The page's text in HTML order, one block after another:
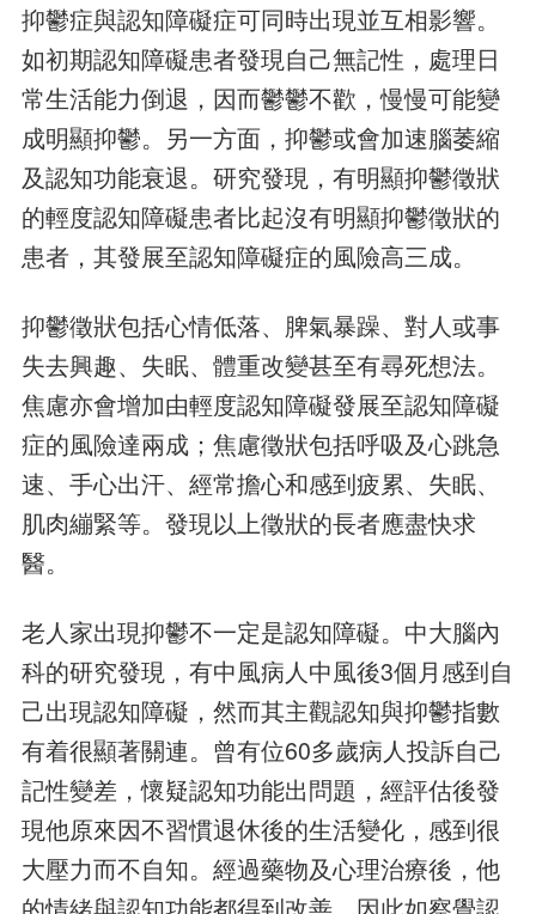
抑鬱症與認知障礙症可同時出現並互相影響。
如初期認知障礙患者發現自己無記性，處理日
常生活能力倒退，因而鬱鬱不歡，慢慢可能變
成明顯抑鬱。另一方面，抑鬱或會加速腦萎縮
及認知功能衰退。研究發現，有明顯抑鬱徵狀
的輕度認知障礙患者比起沒有明顯抑鬱徵狀的
患者，其發展至認知障礙症的風險高三成。
抑鬱徵狀包括心情低落、脾氣暴躁、對人或事
失去興趣、失眠、體重改變甚至有尋死想法。
焦慮亦會增加由輕度認知障礙發展至認知障礙
症的風險達兩成；焦慮徵狀包括呼吸及心跳急
速、手心出汗、經常擔心和感到疲累、失眠、
肌肉繃緊等。發現以上徵狀的長者應盡快求
醫。
老人家出現抑鬱不一定是認知障礙。中大腦內
科的研究發現，有中風病人中風後3個月感到自
己出現認知障礙，然而其主觀認知與抑鬱指數
有着很顯著關連。曾有位60多歲病人投訴自己
記性變差，懷疑認知功能出問題，經評估後發
現他原來因不習慣退休後的生活變化，感到很
大壓力而不自知。經過藥物及心理治療後，他